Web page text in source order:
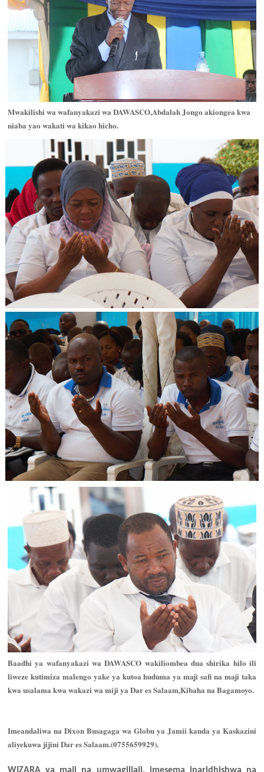
Mwakilishi wa wafanyakazi wa DAWASCO,Abdalah Jongo akiongea kwa
niaba yao wakati wa kikao hicho.
Baadhi ya wafanyakazi wa DAWASCO wakiliombea dua shirika hilo ili
liweze kutimiza malengo yake ya kutoa huduma ya maji safi na maji taka
kwa usalama kwa wakazi wa miji ya Dar es Salaam,Kibaha na Bagamoyo.
Imeandaliwa na Dixon Busagaga wa Globu ya Jamii kanda ya Kaskazini
aliyekuwa jijini Dar es Salaam.(0755659929).